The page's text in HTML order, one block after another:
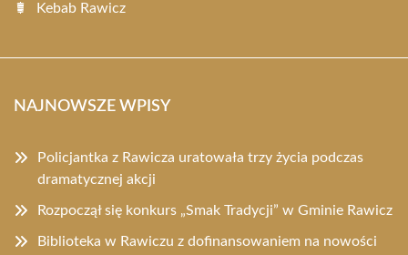
Kebab Rawicz
NAJNOWSZE WPISY
Policjantka z Rawicza uratowała trzy życia podczas
dramatycznej akcji
Rozpoczął się konkurs „Smak Tradycji” w Gminie Rawicz
Biblioteka w Rawiczu z dofinansowaniem na nowości